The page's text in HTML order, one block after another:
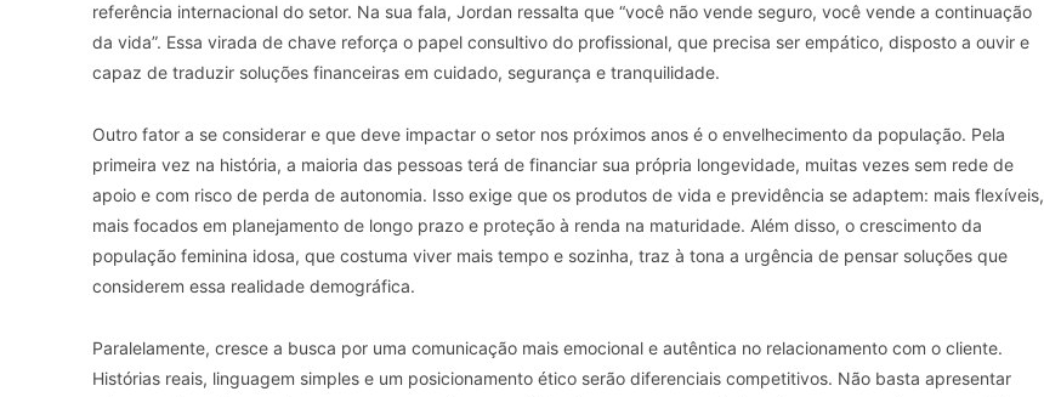
referência internacional do setor. Na sua fala, Jordan ressalta que “você não vende seguro, você vende a continuação
da vida”. Essa virada de chave reforça o papel consultivo do profissional, que precisa ser empático, disposto a ouvir e
capaz de traduzir soluções financeiras em cuidado, segurança e tranquilidade.
Outro fator a se considerar e que deve impactar o setor nos próximos anos é o envelhecimento da população. Pela
primeira vez na história, a maioria das pessoas terá de financiar sua própria longevidade, muitas vezes sem rede de
apoio e com risco de perda de autonomia. Isso exige que os produtos de vida e previdência se adaptem: mais flexíveis,
mais focados em planejamento de longo prazo e proteção à renda na maturidade. Além disso, o crescimento da
população feminina idosa, que costuma viver mais tempo e sozinha, traz à tona a urgência de pensar soluções que
considerem essa realidade demográfica.
Paralelamente, cresce a busca por uma comunicação mais emocional e autêntica no relacionamento com o cliente.
Histórias reais, linguagem simples e um posicionamento ético serão diferenciais competitivos. Não basta apresentar